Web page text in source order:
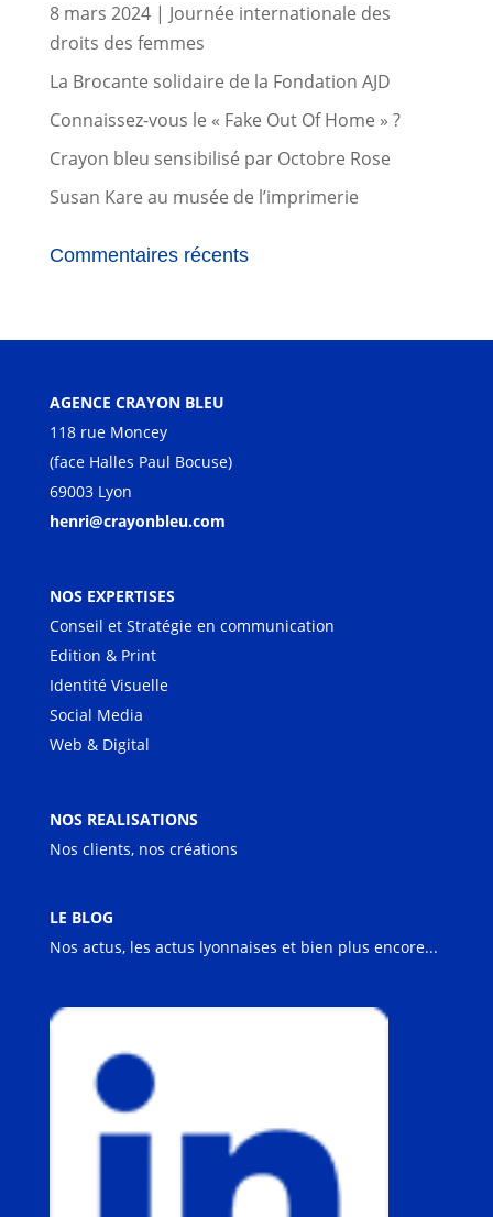
8 mars 2024 | Journée internationale des
droits des femmes
La Brocante solidaire de la Fondation AJD
Connaissez-vous le « Fake Out Of Home » ?
Crayon bleu sensibilisé par Octobre Rose
Susan Kare au musée de l’imprimerie
Commentaires récents
AGENCE CRAYON BLEU
118 rue Moncey
(face Halles Paul Bocuse)
69003 Lyon
henri@crayonbleu.com
NOS EXPERTISES
Conseil et Stratégie en communication
Edition & Print
Identité Visuelle
Social Media
Web & Digital
NOS REALISATIONS
Nos clients, nos créations
LE BLOG
Nos actus, les actus lyonnaises et bien plus encore...